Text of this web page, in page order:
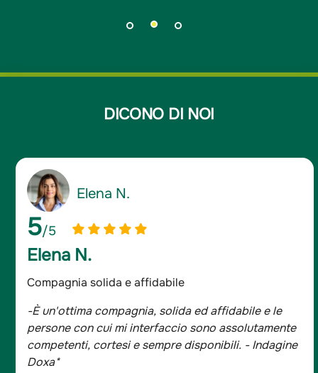
DICONO DI NOI
Giancarlo D.
5/5
Giancarlo D.
Assicurato da oltre 20 anni
-Sono assicurato da oltre 20 anni e mi sono
trovato bene, tutta la famiglia è con Groupama.
- Indagine Doxa*